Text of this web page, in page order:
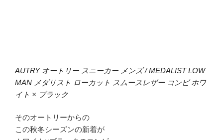
AUTRY オートリー スニーカー メンズ / MEDALIST LOW
MAN メダリスト ローカット スムースレザー コンビ ホワ
イト × ブラック
そのオートリーからの
この秋冬シーズンの新着が